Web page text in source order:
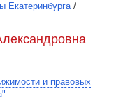
Екатеринбурга /
и правовых